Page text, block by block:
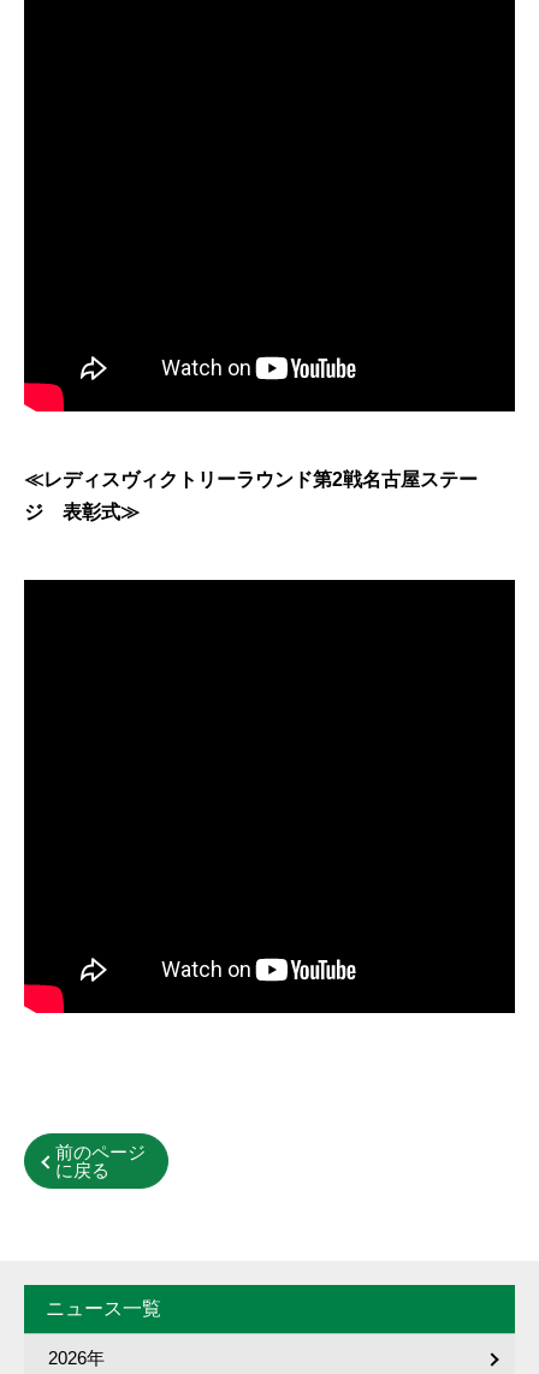
≪レディスヴィクトリーラウンド第2戦名古屋ステー
ジ 表彰式≫
前のページ
に戻る
ニュース一覧
2026年